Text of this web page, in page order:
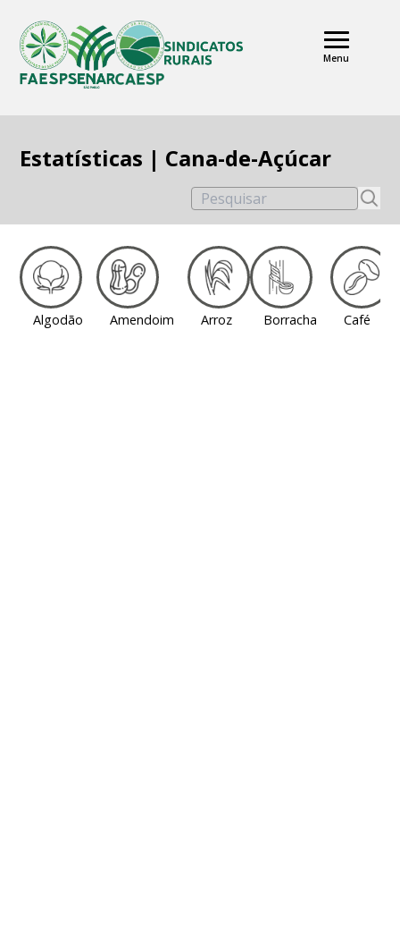
Menu
Estatísticas | Cana-de-Açúcar
Algodão Amendoim Arroz Borracha Café